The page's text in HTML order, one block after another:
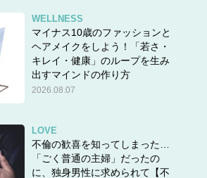
WELLNESS
マイナス10歳のファッションと
ヘアメイクをしよう！「若さ・
キレイ・健康」のループを生み
出すマインドの作り方
2026.08.07
LOVE
不倫の歓喜を知ってしまった…
「ごく普通の主婦」だったの
に、独身男性に求められて【不